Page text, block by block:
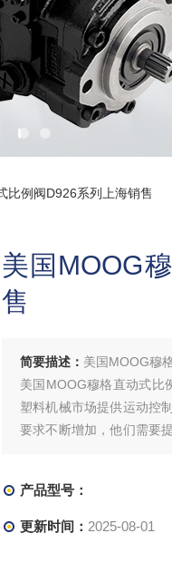
比例阀D926系列上海销售
美国MOOG
售
简要描述： 美国MOOG穆
美国MOOG穆格直动式比
塑料机械市场提供运动控
要求不断增加，他们需要
产品型号：
更新时间： 2025-08-01